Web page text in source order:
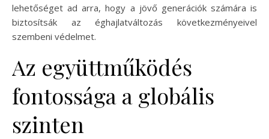
lehetőséget ad arra, hogy a jövő generációk számára is
biztosítsák az éghajlatváltozás következményeivel
szembeni védelmet.
Az együttműködés
fontossága a globális
szinten